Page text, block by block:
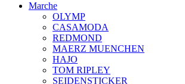
Marche
OLYMP
CASAMODA
REDMOND
MAERZ MUENCHEN
HAJO
TOM RIPLEY
SEIDENSTICKER